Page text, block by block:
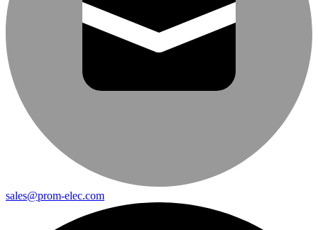
sales@prom-elec.com